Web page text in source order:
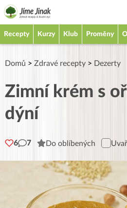
Recepty Kurzy Klub Proměny
Domů > Zdravé recepty > Dezerty
Zimní krém s
dýní
6 7 Do oblíbených